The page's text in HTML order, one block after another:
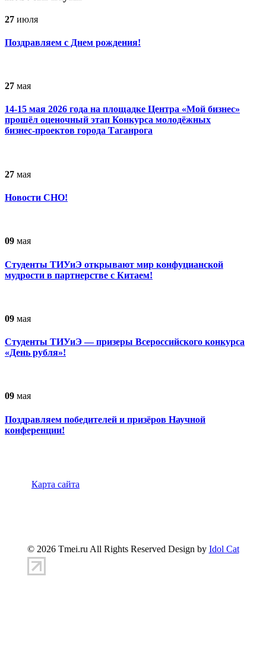
27 июля
Поздравляем с Днем рождения!
27 мая
14-15 мая 2026 года на площадке Центра «Мой бизнес»
прошёл оценочный этап Конкурса молодёжных
бизнес‑проектов города Таганрога
27 мая
Новости СНО!
09 мая
Студенты ТИУиЭ открывают мир конфуцианской
мудрости в партнерстве с Китаем!
09 мая
Студенты ТИУиЭ — призеры Всероссийского конкурса
«День рубля»!
09 мая
Поздравляем победителей и призёров Научной
конференции!
Карта сайта
© 2026 Tmei.ru All Rights Reserved Design by Idol Cat